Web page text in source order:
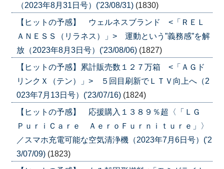
（2023年8月31日号）('23/08/31) (1830)
【ヒットの予感】 ウェルネスブランド <「ＲＥＬ
ＡＮＥＳＳ（リラネス）」> 運動という”義務感”を解
放（2023年8月3日号）('23/08/06) (1827)
【ヒットの予感】累計販売数１２７万箱 <「ＡＧド
リンクＸ（テン）」> ５回目刷新でＬＴＶ向上へ（2
023年7月13日号）('23/07/16) (1824)
【ヒットの予感】 応援購入１３８９％超〈「ＬＧ
ＰｕｒｉＣａｒｅ ＡｅｒｏＦｕｒｎｉｔｕｒｅ」〉
／スマホ充電可能な空気清浄機（2023年7月6日号）('2
3/07/09) (1823)